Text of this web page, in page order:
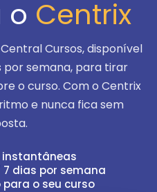
o Centrix
Cursos, disponível
por semana, para tirar
o curso. Com o Centrix
e nunca fica sem
instantâneas
dias por semana
para o seu curso